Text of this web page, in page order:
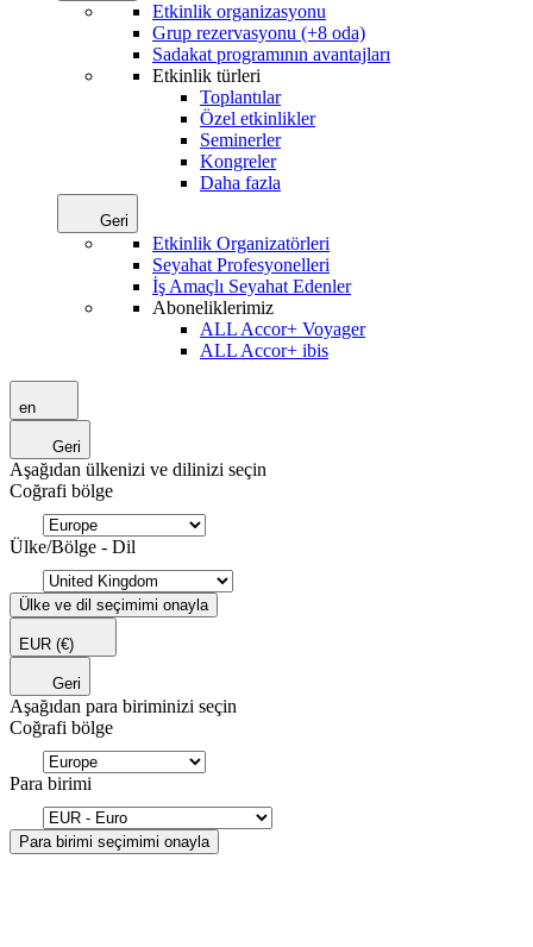
Etkinlik organizasyonu
Grup rezervasyonu (+8 oda)
Sadakat programının avantajları
Etkinlik türleri
Toplantılar
Özel etkinlikler
Seminerler
Kongreler
Daha fazla
Geri
Etkinlik Organizatörleri
Seyahat Profesyonelleri
İş Amaçlı Seyahat Edenler
Aboneliklerimiz
ALL Accor+ Voyager
ALL Accor+ ibis
en
Geri
Aşağıdan ülkenizi ve dilinizi seçin
Coğrafi bölge
Ülke/Bölge - Dil
Ülke ve dil seçimimi onayla
EUR (€)
Geri
Aşağıdan para biriminizi seçin
Coğrafi bölge
Para birimi
Para birimi seçimimi onayla